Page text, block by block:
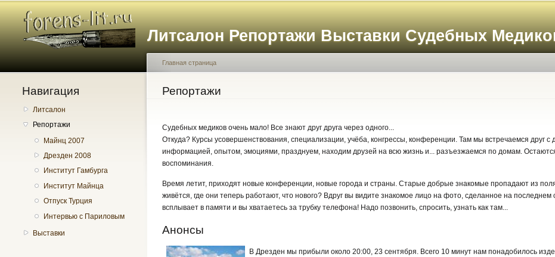
Литсалон Репортажи Выставки Судебных
Навигация
Литсалон
Репортажи
Майнц 2007
Дрезден 2008
Институт Гамбурга
Институт Майнца
Отпуск Турция
Интервью с Париловым
Выставки
Вы здесь
Главная страница
Репортажи
Судебных медиков очень мало! Все знают друг друга через одного...
Откуда? Курсы усовершенствования, специализации, учёба, конгрессы, конференции. Там мы встречаемся друг с
информацией, опытом, эмоциями, празднуем, находим друзей на всю жизнь и... разъезжаемся по домам.
воспоминания.
Время летит, приходят новые конференции, новые города и страны. Старые добрые знакомые пропадают из
живётся, где они теперь работают, что нового? Вдруг вы видите знакомое лицо на фото, сделанное на
всплывает в памяти и вы хватаетесь за трубку телефона! Надо позвонить, спросить, узнать как там...
Анонсы
В Дрезден мы прибыли около 20:00, 23 сентября. Всего 10 минут нам понадобилось